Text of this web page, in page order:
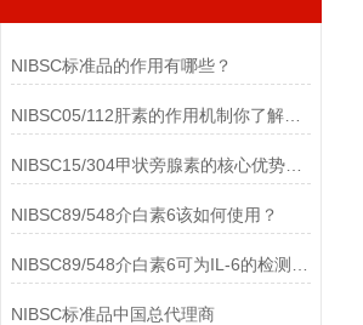
NIBSC标准品的作用有哪些？
NIBSC05/112肝素的作用机制你了解多少？
NIBSC15/304甲状旁腺素的核心优势有哪些？
NIBSC89/548介白素6该如何使用？
NIBSC标准品中国总代理商